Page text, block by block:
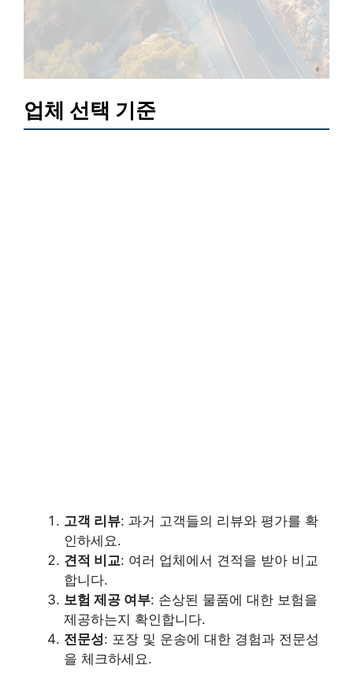
업체 선택 기준
고객 리뷰: 과거 고객들의 리뷰와 평가를 확
인하세요.
견적 비교: 여러 업체에서 견적을 받아 비교
합니다.
보험 제공 여부: 손상된 물품에 대한 보험을
제공하는지 확인합니다.
전문성: 포장 및 운송에 대한 경험과 전문성
을 체크하세요.